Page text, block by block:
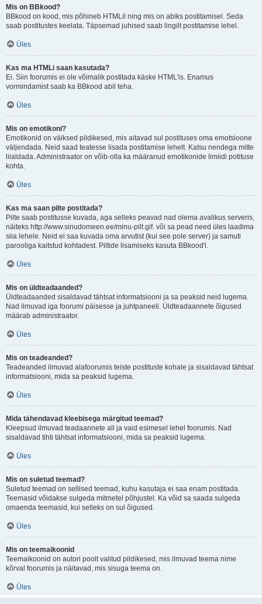
Mis on BBkood?
BBkood on kood, mis põhineb HTMLil ning mis on abiks postitamisel. Seda
saab postitustes keelata. Täpsemad juhised saab lingilt postitamise lehel.
Üles
Kas ma HTMLi saan kasutada?
Ei. Siin foorumis ei ole võimalik postitada käske HTML'is. Enamus
vormindamist saab ka BBkood abil teha.
Üles
Mis on emotikoni?
Emotikonid on väiksed pildikesed, mis aitavad sul postituses oma emotsioone
väljendada. Neid saad teatesse lisada postitamise lehelt. Katsu nendega mitte
liialdada. Administraator on võib-olla ka määranud emotikonide limiidi potituse
kohta.
Üles
Kas ma saan pilte postitada?
Pilte saab postitusse kuvada, aga selleks peavad nad olema avalikus serveris,
näiteks http://www.sinudomeen.ee/minu-pilt.gif. või sa pead need üles laadima
siia lehele. Neid ei saa kuvada oma arvutist (kui see pole server) ja samuti
parooliga kaitstud kohtadest. Piltide lisamiseks kasuta BBkood'i.
Üles
Mis on üldteadaanded?
Üldteadaanded sisaldavad tähtsat informatsiooni ja sa peaksid neid lugema.
Nad ilmuvad iga foorumi päisesse ja juhtpaneeli. Üldteadaannete õigused
määrab administraator.
Üles
Mis on teadeanded?
Teadeanded ilmuvad alafoorumis teiste postituste kohale ja sisaldavad tähtsat
informatsiooni, mida sa peaksid lugema.
Üles
Mida tähendavad kleebisega märgitud teemad?
Kleepsud ilmuvad teadaannete all ja vaid esimesel lehel foorumis. Nad
sisaldavad tihti tähtsat informatsiooni, mida sa peaksid lugema.
Üles
Mis on suletud teemad?
Suletud teemad on sellised teemad, kuhu kasutaja ei saa enam postitada.
Teemasid võidakse sulgeda mitmetel põhjustel. Ka võid sa saada sulgeda
omaenda teemasid, kui selleks on sul õigused.
Üles
Mis on teemaikoonid
Teemaikoonid on autori poolt valitud pildikesed, mis ilmuvad teema nime
kõrval foorumis ja näitavad, mis sisuga teema on.
Üles